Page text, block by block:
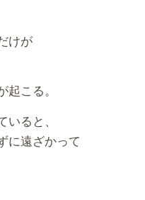
けが
こる。
ると、
に遠ざかって